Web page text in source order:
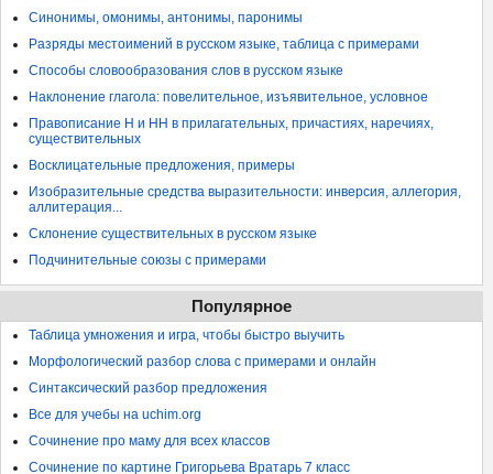
Синонимы, омонимы, антонимы, паронимы
Разряды местоимений в русском языке, таблица с примерами
Способы словообразования слов в русском языке
Наклонение глагола: повелительное, изъявительное, условное
Правописание Н и НН в прилагательных, причастиях, наречиях,
существительных
Восклицательные предложения, примеры
Изобразительные средства выразительности: инверсия, аллегория,
аллитерация...
Склонение существительных в русском языке
Подчинительные союзы с примерами
Популярное
Таблица умножения и игра, чтобы быстро выучить
Морфологический разбор слова с примерами и онлайн
Синтаксический разбор предложения
Все для учебы на uchim.org
Сочинение про маму для всех классов
Сочинение по картине Григорьева Вратарь 7 класс